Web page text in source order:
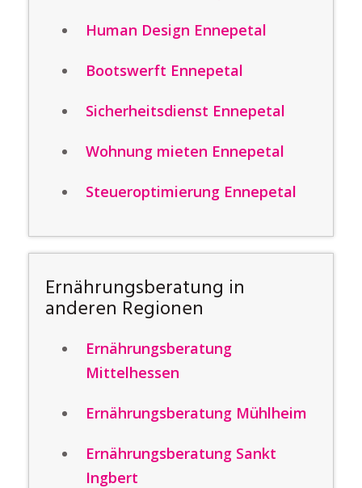
Human Design Ennepetal
Bootswerft Ennepetal
Sicherheitsdienst Ennepetal
Wohnung mieten Ennepetal
Steueroptimierung Ennepetal
Ernährungsberatung in
anderen Regionen
Ernährungsberatung
Mittelhessen
Ernährungsberatung Mühlheim
Ernährungsberatung Sankt
Ingbert